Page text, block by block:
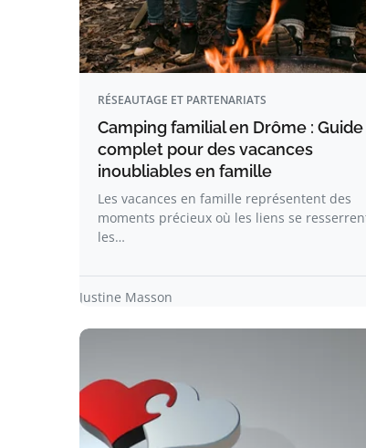
RÉSEAUTAGE ET PARTENARIATS
Camping familial en Drôme : Guide
complet pour des vacances
inoubliables en famille
Les vacances en famille représentent des
moments précieux où les liens se
les…
Justine Masson